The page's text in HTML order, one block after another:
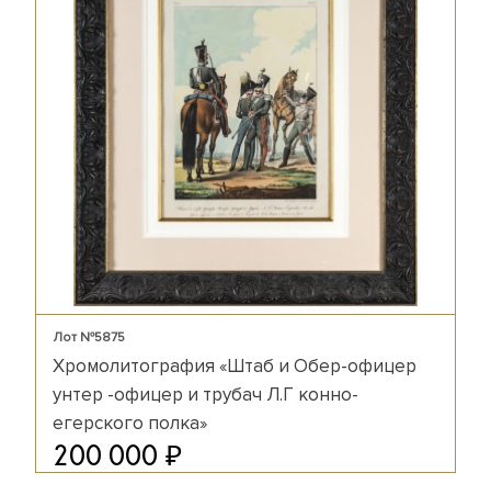
Лот №5875
Хромолитография «Штаб и Обер-офицер
унтер -офицер и трубач Л.Г конно-
егерского полка»
200 000 ₽